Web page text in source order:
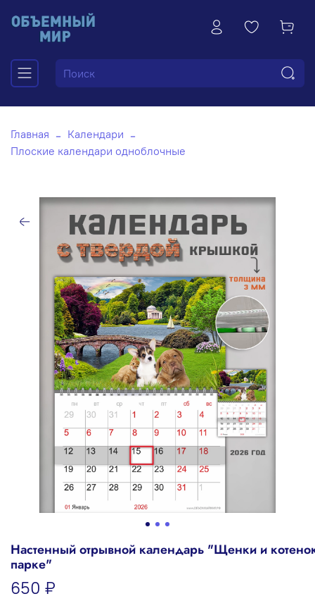
Главная
Календари
Плоские календари одноблочные
Настенный отрывной календарь "Щенки и
парке"
650 ₽